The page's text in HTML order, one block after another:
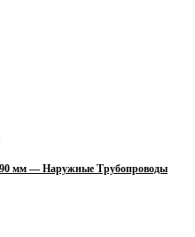
мм — Наружные Трубопроводы